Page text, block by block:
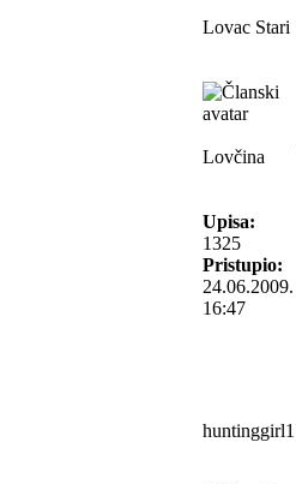
Lovac Stari
Lovčina
Upisa:
1325
Pristupio:
24.06.2009.
16:47
huntinggirl1